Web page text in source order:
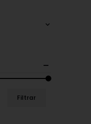
Filtrar